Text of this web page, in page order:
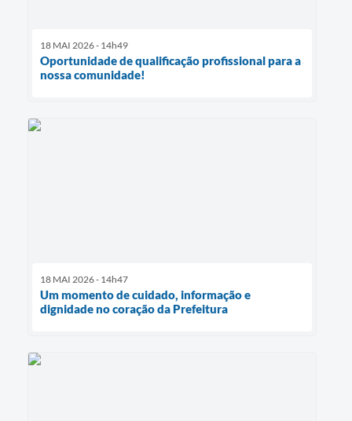
18 MAI 2026 - 14h49
Oportunidade de qualificação profissional para a
nossa comunidade!
18 MAI 2026 - 14h47
Um momento de cuidado, informação e
dignidade no coração da Prefeitura